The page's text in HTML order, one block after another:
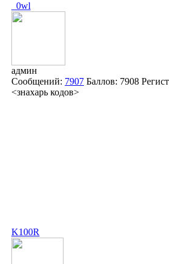
_0wl
админ
Сообщений: 7907 Баллов: 7908
<знахарь кодов>
K100R